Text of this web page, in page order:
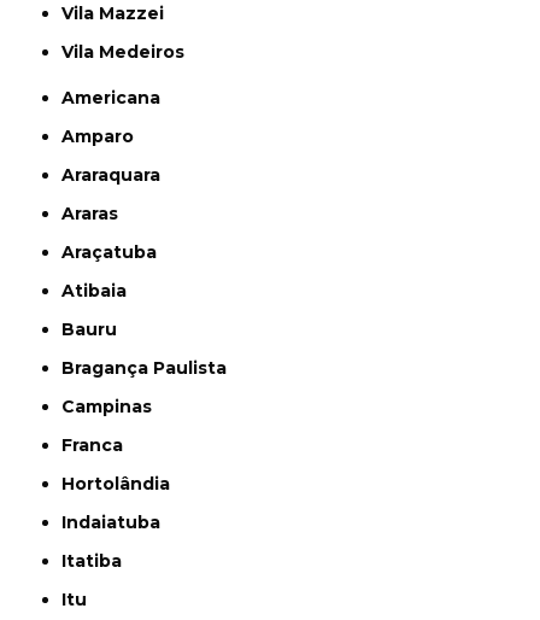
Vila Mazzei
Vila Medeiros
Americana
Amparo
Araraquara
Araras
Araçatuba
Atibaia
Bauru
Bragança Paulista
Campinas
Franca
Hortolândia
Indaiatuba
Itatiba
Itu